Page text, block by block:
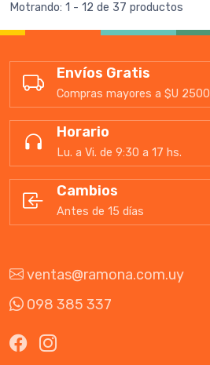
Motrando: 1 - 12 de 37 productos
Envíos Gratis
Compras mayores a $U 2500
Horario
Lu. a Vi. de 9:30 a 17 hs.
Cambios
Antes de 15 días
ventas@ramona.com.uy
098 385 337